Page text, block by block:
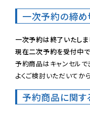
一次予約の締め
一次予約は終了いたしま
現在二次予約を受付中で
予約商品はキャンセルで
よくご検討いただいてか
予約商品に関